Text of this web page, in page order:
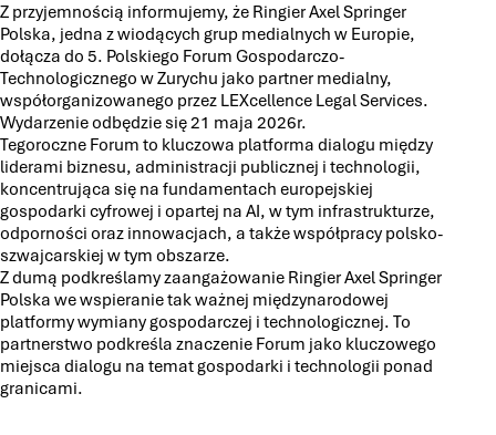
Z przyjemnością informujemy, że Ringier Axel Springer
Polska, jedna z wiodących grup medialnych w Europie,
dołącza do 5. Polskiego Forum Gospodarczo-
Technologicznego w Zurychu jako partner medialny,
współorganizowanego przez LEXcellence Legal Services.
Wydarzenie odbędzie się 21 maja 2026r.
Tegoroczne Forum to kluczowa platforma dialogu między
liderami biznesu, administracji publicznej i technologii,
koncentrująca się na fundamentach europejskiej
gospodarki cyfrowej i opartej na AI, w tym infrastrukturze,
odporności oraz innowacjach, a także współpracy polsko-
szwajcarskiej w tym obszarze.
Z dumą podkreślamy zaangażowanie Ringier Axel Springer
Polska we wspieranie tak ważnej międzynarodowej
platformy wymiany gospodarczej i technologicznej. To
partnerstwo podkreśla znaczenie Forum jako kluczowego
miejsca dialogu na temat gospodarki i technologii ponad
granicami.